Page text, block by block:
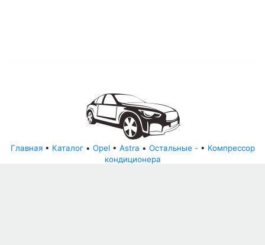
Главная• Каталог• Opel• Astra • Остальные - • Компрессор
кондиционера